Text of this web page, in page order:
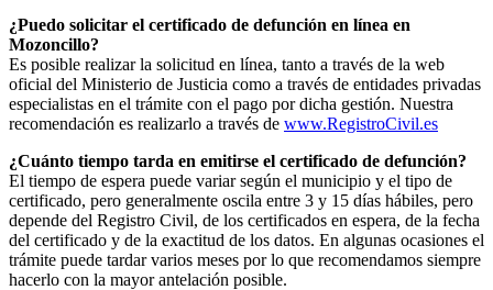
¿Puedo solicitar el certificado de defunción en línea en
Mozoncillo?
Es posible realizar la solicitud en línea, tanto a través de la web
oficial del Ministerio de Justicia como a través de entidades privadas
especialistas en el trámite con el pago por dicha gestión. Nuestra
recomendación es realizarlo a través de www.RegistroCivil.es
¿Cuánto tiempo tarda en emitirse el certificado de defunción?
El tiempo de espera puede variar según el municipio y el tipo de
certificado, pero generalmente oscila entre 3 y 15 días hábiles, pero
depende del Registro Civil, de los certificados en espera, de la fecha
del certificado y de la exactitud de los datos. En algunas ocasiones el
trámite puede tardar varios meses por lo que recomendamos siempre
hacerlo con la mayor antelación posible.